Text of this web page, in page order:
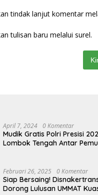
tindak lanjut komentar
tulisan baru melalui surel.
April 7, 2024 0 Komentar
Mudik Gratis Polri Presisi
Lombok Tengah Antar
Februari 26, 2025 0 Komentar
Siap Bersaing!
Dorong Lulusan UMMAT